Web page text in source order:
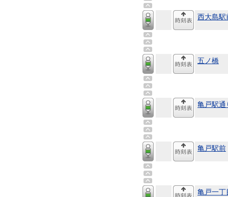
西大島駅
五ノ橋
亀戸駅通
亀戸駅前
亀戸一丁